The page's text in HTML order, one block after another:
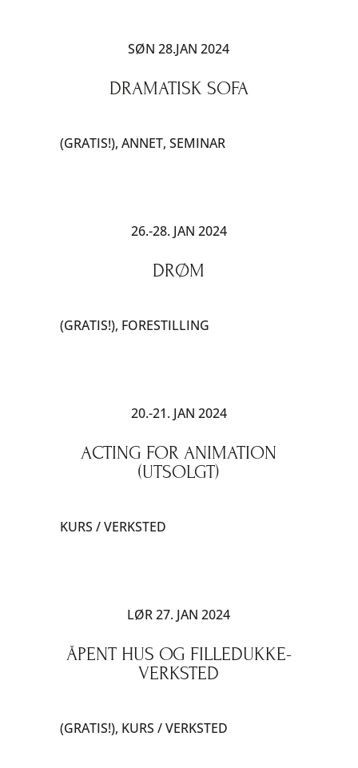
SØN 28.JAN 2024
DRAMATISK SOFA
(GRATIS!), ANNET, SEMINAR
26.-28. JAN 2024
DRØM
(GRATIS!), FORESTILLING
20.-21. JAN 2024
ACTING FOR ANIMATION
(UTSOLGT)
KURS / VERKSTED
LØR 27. JAN 2024
ÅPENT HUS OG FILLEDUKKE-
VERKSTED
(GRATIS!), KURS / VERKSTED